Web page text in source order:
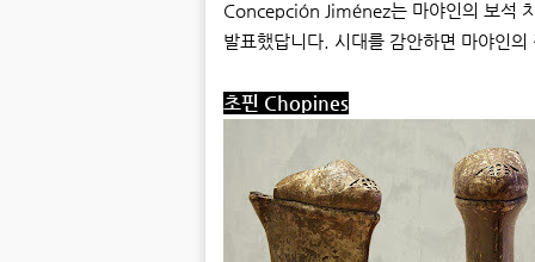
Concepción Jiménez는 마야인의 보석
발표했답니다. 시대를 감안하면 마야인
초핀 Chopines